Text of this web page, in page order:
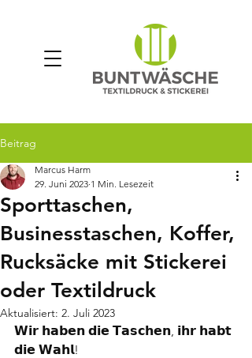
Beitrag
Sporttaschen,
Businesstaschen, Koffer,
Rucksäcke mit Stickerei
oder Textildruck
Marcus Harm
29. Juni 2023 1 Min. Lesezeit
Aktualisiert: 2. Juli 2023
𝗪𝗶𝗿 𝗵𝗮𝗯𝗲𝗻 𝗱𝗶𝗲 𝗧𝗮𝘀𝗰𝗵𝗲𝗻, 𝗶𝗵𝗿 𝗵𝗮𝗯𝘁
𝗱𝗶𝗲 𝗪𝗮𝗵𝗹!